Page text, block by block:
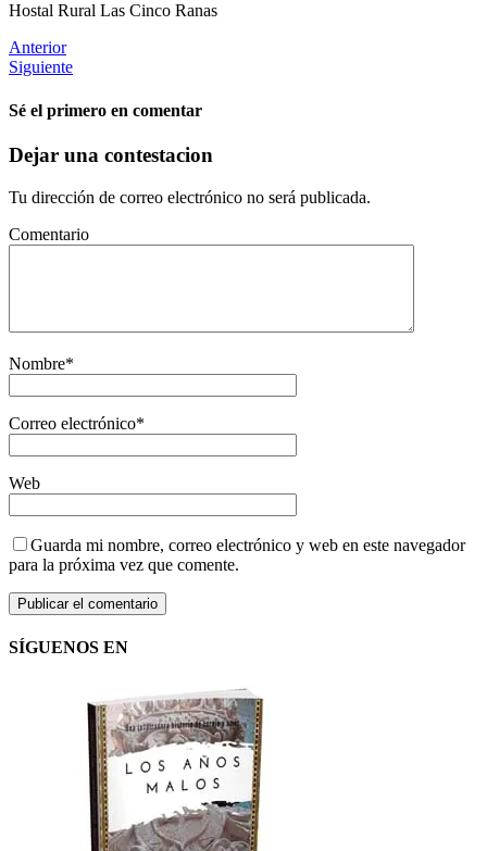
Hostal Rural Las Cinco Ranas
Anterior
Siguiente
Sé el primero en comentar
Dejar una contestacion
Tu dirección de correo electrónico no será publicada.
Comentario
Nombre*
Correo electrónico*
Web
Guarda mi nombre, correo electrónico y web en este navegador
para la próxima vez que comente.
SÍGUENOS EN